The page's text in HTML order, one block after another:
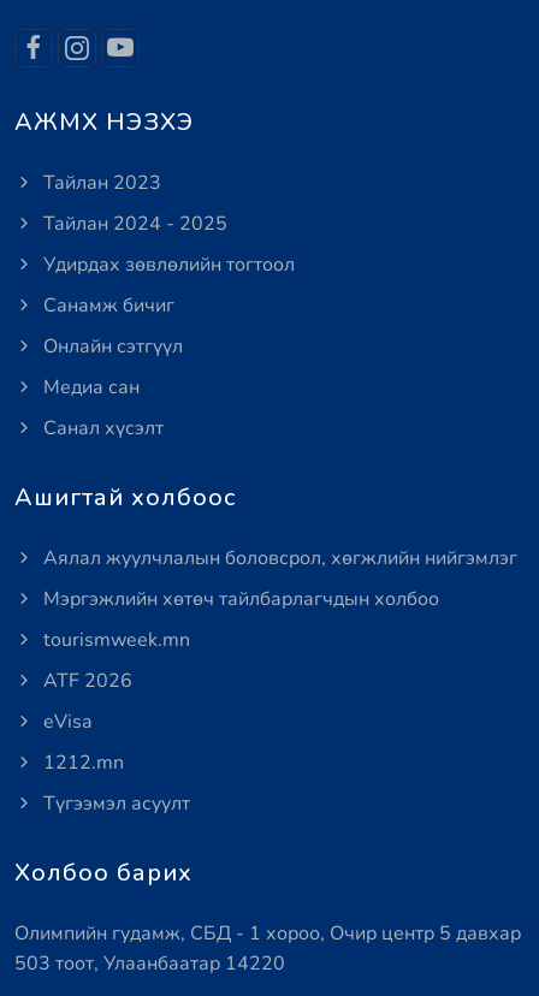
АЖМХ НЭЗХЭ
Тайлан 2023
Тайлан 2024 - 2025
Удирдах зөвлөлийн тогтоол
Санамж бичиг
Онлайн сэтгүүл
Медиа сан
Санал хүсэлт
Ашигтай холбоос
Аялал жуулчлалын боловсрол, хөгжлийн нийгэмлэг
Мэргэжлийн хөтөч тайлбарлагчдын холбоо
tourismweek.mn
ATF 2026
eVisa
1212.mn
Түгээмэл асуулт
Холбоо барих
Олимпийн гудамж, СБД - 1 хороо, Очир центр 5 давхар
503 тоот, Улаанбаатар 14220